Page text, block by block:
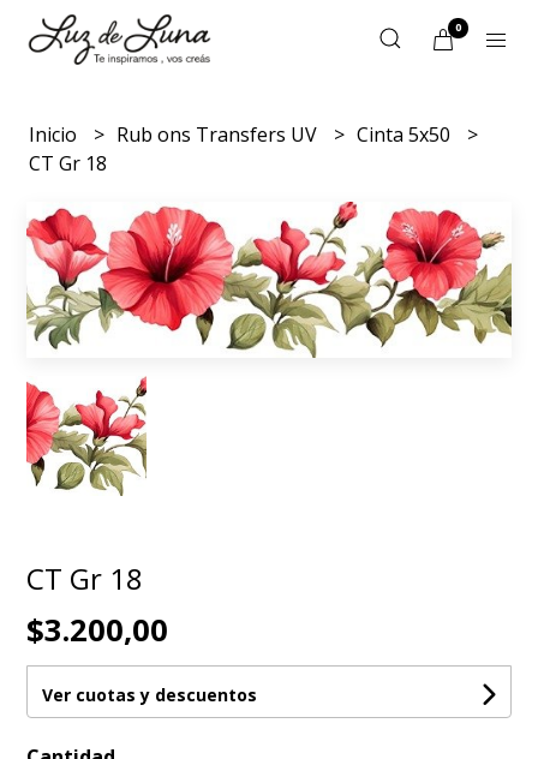
0
Inicio Rub ons Transfers UV
Cinta 5x50
CT Gr 18
CT Gr 18
$3.200,00
Ver cuotas y descuentos